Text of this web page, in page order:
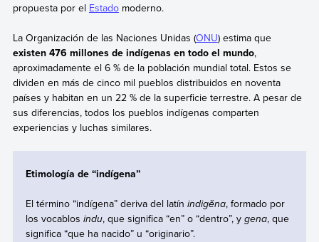
propuesta por el Estadomoderno.
La Organización de las Naciones Unidas (ONU) estima que
existen 476 millones de indígenas en todo el mundo,
aproximadamente el 6 % de la población mundial total. Estos se
dividen en más de cinco mil pueblos distribuidos en noventa
países y habitan en un 22 % de la superficie terrestre. A pesar de
sus diferencias, todos los pueblos indígenas comparten
experiencias y luchas similares.
Etimología de “indígena”
El término “indígena” deriva del latín indigĕna, formado por
los vocablos indu, que significa “en” o “dentro”, y gena, que
significa “que ha nacido” u “originario”.